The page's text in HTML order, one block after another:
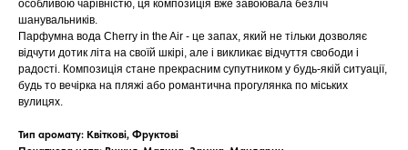
особливою чарівністю, ця композиція вже завоювала безліч
шанувальників.
Парфумна вода Cherry in the Air - це запах, який не тільки дозволяє
відчути дотик літа на своїй шкірі, але і викликає відчуття свободи і
радості. Композиція стане прекрасним супутником у будь-якій ситуації,
будь то вечірка на пляжі або романтична прогулянка по міських
вулицях.
Тип аромату: Квіткові, Фруктові